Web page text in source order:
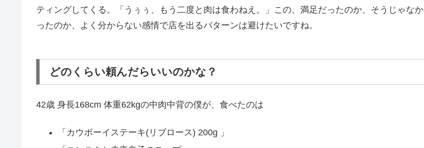
ティングしてくる。「うぅぅ、もう二度と肉は食わねえ。」この、満足だったのか、そうじゃなか
ったのか、よく分からない感情で店を出るパターンは避けたいですね。
どのくらい頼んだらいいのかな？
42歳 身長168cm 体重62kgの中肉中背の僕が、食べたのは
「カウボーイステーキ(リブロース) 200g 」